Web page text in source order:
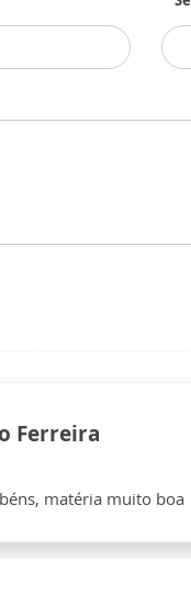
Ferreira
matéria muito boa